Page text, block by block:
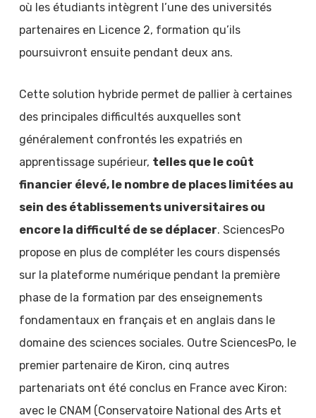
où les étudiants intègrent l’une des universités
partenaires en Licence 2, formation qu’ils
poursuivront ensuite pendant deux ans.
Cette solution hybride permet de pallier à certaines
des principales difficultés auxquelles sont
généralement confrontés les expatriés en
apprentissage supérieur, telles que le coût
financier élevé, le nombre de places limitées au
sein des établissements universitaires ou
encore la difficulté de se déplacer. SciencesPo
propose en plus de compléter les cours dispensés
sur la plateforme numérique pendant la première
phase de la formation par des enseignements
fondamentaux en français et en anglais dans le
domaine des sciences sociales. Outre SciencesPo, le
premier partenaire de Kiron, cinq autres
partenariats ont été conclus en France avec Kiron:
avec le CNAM (Conservatoire National des Arts et